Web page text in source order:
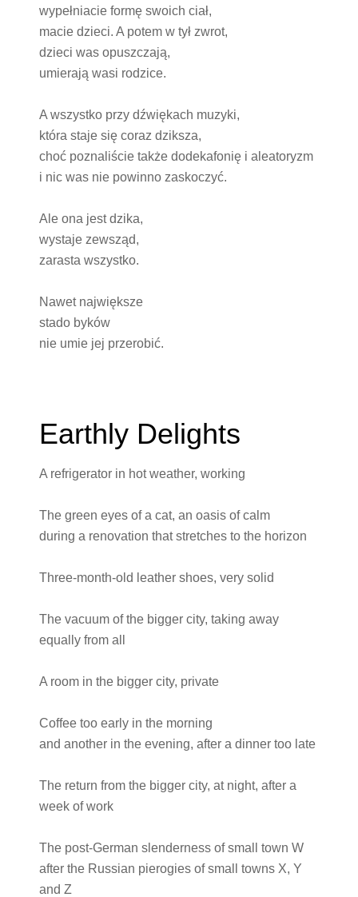
wypełniacie formę swoich ciał,
macie dzieci. A potem w tył zwrot,
dzieci was opuszczają,
umierają wasi rodzice.
A wszystko przy dźwiękach muzyki,
która staje się coraz dziksza,
choć poznaliście także dodekafonię i aleatoryzm
i nic was nie powinno zaskoczyć.
Ale ona jest dzika,
wystaje zewsząd,
zarasta wszystko.
Nawet największe
stado byków
nie umie jej przerobić.
Earthly Delights
A refrigerator in hot weather, working
The green eyes of a cat, an oasis of calm
during a renovation that stretches to the horizon
Three-month-old leather shoes, very solid
The vacuum of the bigger city, taking away
equally from all
A room in the bigger city, private
Coffee too early in the morning
and another in the evening, after a dinner too late
The return from the bigger city, at night, after a
week of work
The post-German slenderness of small town W
after the Russian pierogies of small towns X, Y
and Z